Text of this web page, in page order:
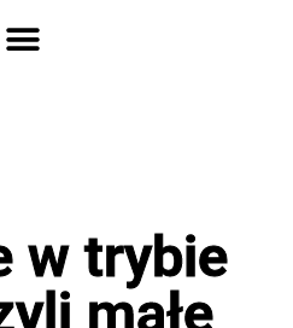
w trybie
małe